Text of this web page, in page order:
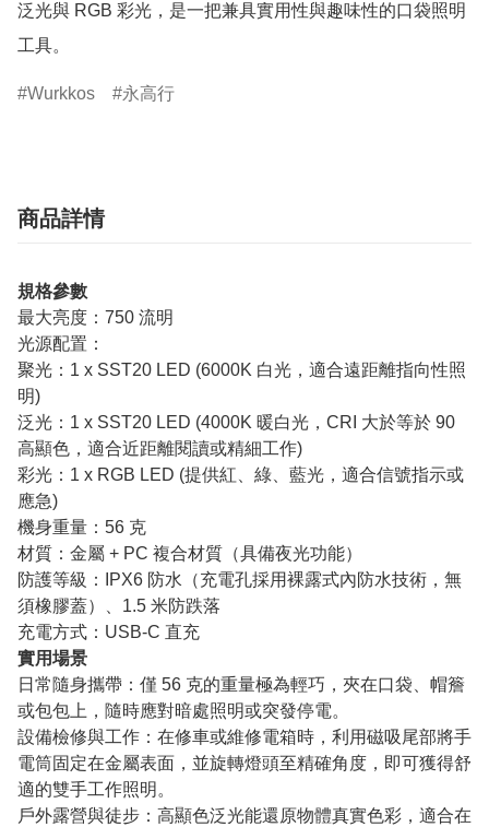
泛光與 RGB 彩光，是一把兼具實用性與趣味性的口袋照明
工具。
Wurkkos 永高行
商品詳情
規格參數
最大亮度：750 流明
光源配置：
聚光：1 x SST20 LED (6000K 白光，適合遠距離指向性照
明)
泛光：1 x SST20 LED (4000K 暖白光，CRI 大於等於 90
高顯色，適合近距離閱讀或精細工作)
彩光：1 x RGB LED (提供紅、綠、藍光，適合信號指示或
應急)
機身重量：56 克
材質：金屬 + PC 複合材質（具備夜光功能）
防護等級：IPX6 防水（充電孔採用裸露式內防水技術，無
須橡膠蓋）、1.5 米防跌落
充電方式：USB-C 直充
實用場景
日常隨身攜帶：僅 56 克的重量極為輕巧，夾在口袋、帽簷
或包包上，隨時應對暗處照明或突發停電。
設備檢修與工作：在修車或維修電箱時，利用磁吸尾部將手
電筒固定在金屬表面，並旋轉燈頭至精確角度，即可獲得舒
適的雙手工作照明。
戶外露營與徒步：高顯色泛光能還原物體真實色彩，適合在